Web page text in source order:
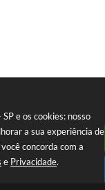
e os cookies: nosso
a sua experiência de
concorda com a
e Privacidade.